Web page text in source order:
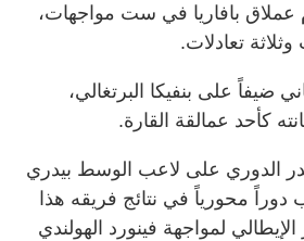
عملاق بافاريا في ست مواجهات،
تعادلات.
ضيفاً على بنفيكا البرتغالي،
كأحد عمالقة القارة.
الدوري على لاعب الوسط بيدري
محورياً في نتائج فريقه هذا
لمواجهة فينورد الهولندي